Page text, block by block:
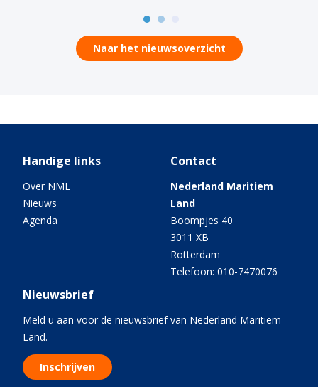
Naar het nieuwsoverzicht
Handige links
Over NML
Nieuws
Agenda
Contact
Nederland Maritiem
Land
Boompjes 40
3011 XB
Rotterdam
Telefoon: 010-7470076
Nieuwsbrief
Meld u aan voor de nieuwsbrief van Nederland Maritiem
Land.
Inschrijven